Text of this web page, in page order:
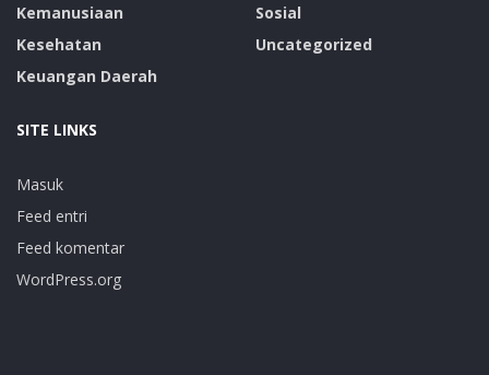
Kemanusiaan
Kesehatan
Keuangan Daerah
Sosial
Uncategorized
SITE LINKS
Masuk
Feed entri
Feed komentar
WordPress.org